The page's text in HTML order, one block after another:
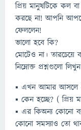
প্রিয় মানুষটিকে কল
করছে না! আপনি
ফেললেন!
ভালো হবে কি?
মোটেও না।
নিম্নোক্ত প্রশ্নগুলো
▪ এখন আমার আসলে
▪ কেন হচ্ছে? ( প্রিয়
▪ এর কিঅন্য কোনো
কোনো সমস্যাও তো